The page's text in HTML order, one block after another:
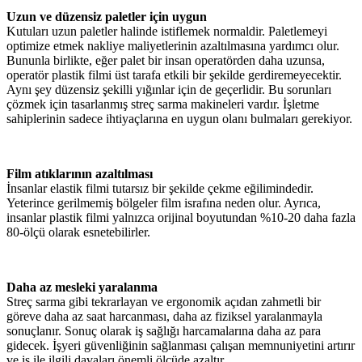
Uzun ve düzensiz paletler için uygun
Kutuları uzun paletler halinde istiflemek normaldir. Paletlemeyi
optimize etmek nakliye maliyetlerinin azaltılmasına yardımcı olur.
Bununla birlikte, eğer palet bir insan operatörden daha uzunsa,
operatör plastik filmi üst tarafa etkili bir şekilde gerdiremeyecektir.
Aynı şey düzensiz şekilli yığınlar için de geçerlidir. Bu sorunları
çözmek için tasarlanmış streç sarma makineleri vardır. İşletme
sahiplerinin sadece ihtiyaçlarına en uygun olanı bulmaları gerekiyor.
Film atıklarının azaltılması
İnsanlar elastik filmi tutarsız bir şekilde çekme eğilimindedir.
Yeterince gerilmemiş bölgeler film israfına neden olur. Ayrıca,
insanlar plastik filmi yalnızca orijinal boyutundan %10-20 daha fazla
80-ölçü olarak esnetebilirler.
Daha az mesleki yaralanma
Streç sarma gibi tekrarlayan ve ergonomik açıdan zahmetli bir
göreve daha az saat harcanması, daha az fiziksel yaralanmayla
sonuçlanır. Sonuç olarak iş sağlığı harcamalarına daha az para
gidecek. İşyeri güvenliğinin sağlanması çalışan memnuniyetini artırır